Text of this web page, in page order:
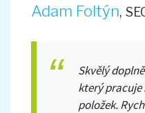
Adam Foltýn,
Skvělý
který pracuje
položek.